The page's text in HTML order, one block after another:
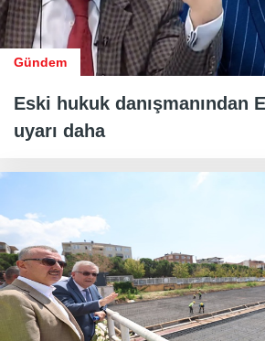
Gündem
Eski hukuk danışmanından
uyarı daha